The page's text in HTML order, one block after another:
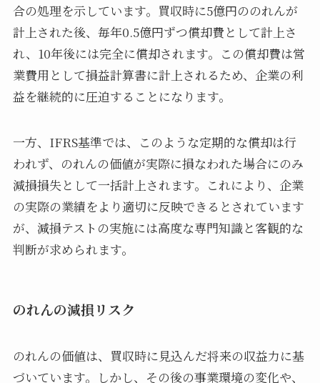
合の処理を示しています。買収時に5億円ののれんが
計上された後、毎年0.5億円ずつ償却費として計上さ
れ、10年後には完全に償却されます。この償却費は営
業費用として損益計算書に計上されるため、企業の利
益を継続的に圧迫することになります。
一方、IFRS基準では、このような定期的な償却は行
われず、のれんの価値が実際に損なわれた場合にのみ
減損損失として一括計上されます。これにより、企業
の実際の業績をより適切に反映できるとされています
が、減損テストの実施には高度な専門知識と客観的な
判断が求められます。
のれんの減損リスク
のれんの価値は、買収時に見込んだ将来の収益力に基
づいています。しかし、その後の事業環境の変化や、